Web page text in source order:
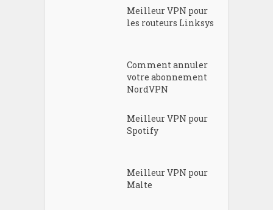
Meilleur VPN pour
les routeurs Linksys
Comment annuler
votre abonnement
NordVPN
Meilleur VPN pour
Spotify
Meilleur VPN pour
Malte